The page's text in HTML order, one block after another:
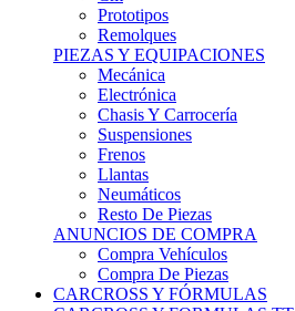
Prototipos
Remolques
PIEZAS Y EQUIPACIONES
Mecánica
Electrónica
Chasis Y Carrocería
Suspensiones
Frenos
Llantas
Neumáticos
Resto De Piezas
ANUNCIOS DE COMPRA
Compra Vehículos
Compra De Piezas
CARCROSS Y FÓRMULAS